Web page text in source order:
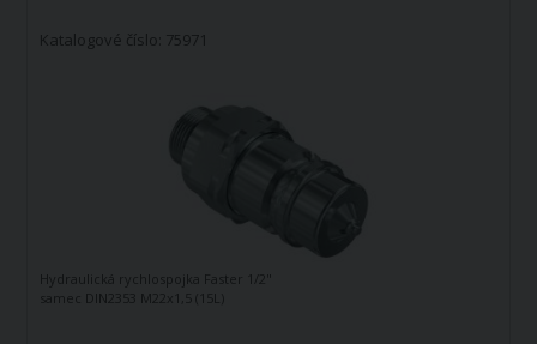
Katalogové číslo: 75971
Hydraulická rychlospojka Faster 1/2"
samec DIN2353 M22x1,5 (15L)